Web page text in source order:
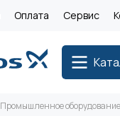
Оплата Сервис
Промышленное оборудование